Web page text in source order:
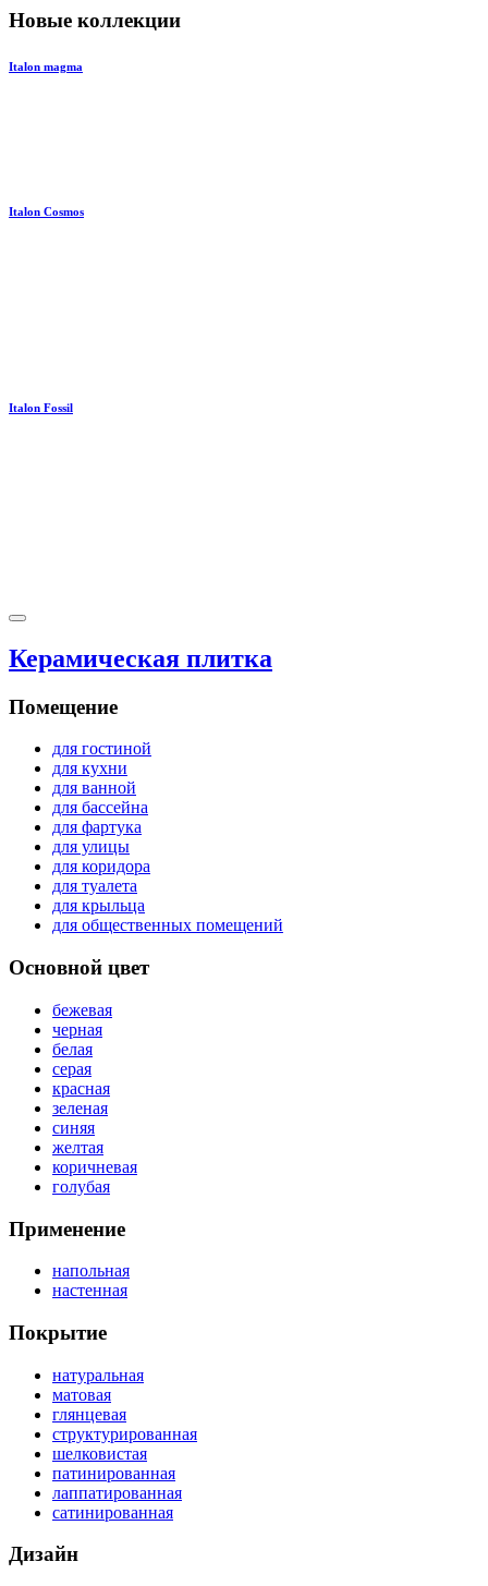
Новые коллекции
Italon magma
Italon Cosmos
Italon Fossil
Керамическая плитка
Помещение
для гостиной
для кухни
для ванной
для бассейна
для фартука
для улицы
для коридора
для туалета
для крыльца
для общественных помещений
Основной цвет
бежевая
черная
белая
серая
красная
зеленая
синяя
желтая
коричневая
голубая
Применение
напольная
настенная
Покрытие
натуральная
матовая
глянцевая
структурированная
шелковистая
патинированная
лаппатированная
сатинированная
Дизайн